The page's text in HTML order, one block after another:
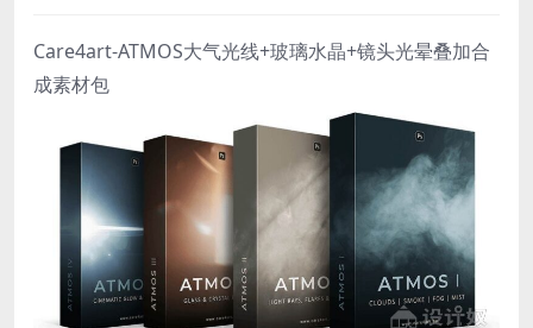
Care4art-ATMOS大气光线+玻璃水晶+镜头光晕叠加合
成素材包